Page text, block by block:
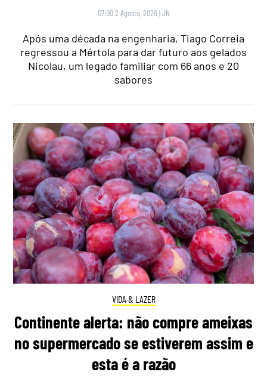
07:00 2 Agosto, 2026 |JN
Após uma década na engenharia, Tiago Correia
regressou a Mértola para dar futuro aos gelados
Nicolau, um legado familiar com 66 anos e 20
sabores
VIDA & LAZER
Continente alerta: não compre ameixas
no supermercado se estiverem assim e
esta é a razão